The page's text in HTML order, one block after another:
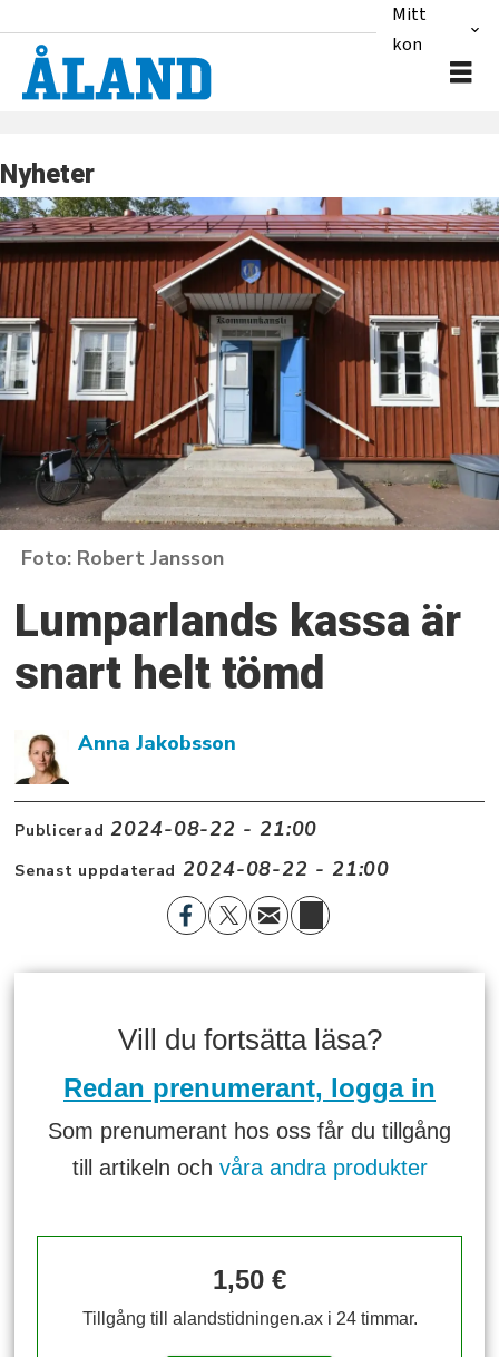
Mitt
konto
Nyheter
Robert Jansson
Lumparlands kassa är
snart helt tömd
Anna Jakobsson
Publicerad 2024-08-22 - 21:00
Senast uppdaterad 2024-08-22 - 21:00
Vill du fortsätta läsa?
Redan prenumerant, logga in
Som prenumerant hos oss får du tillgång
till artikeln och våra andra produkter
1,50 €
Tillgång till alandstidningen.ax i 24 timmar.